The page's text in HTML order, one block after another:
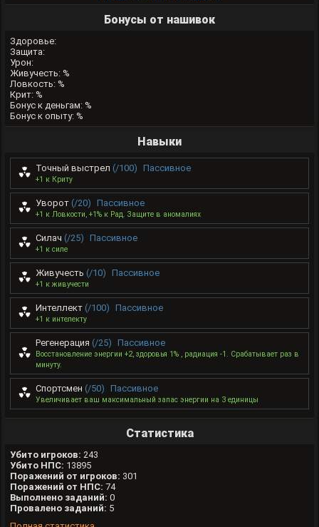
Бонусы от нашивок
Здоровье:
Защита:
Урон:
Живучесть: %
Ловкость: %
Крит: %
Бонус к деньгам: %
Бонус к опыту: %
Навыки
Точный выстрел (/100) Пассивное
+1 к Криту
Уворот (/20) Пассивное
+1 к Ловкости, +1% к Рад. Защите в аномалиях
Силач (/25) Пассивное
+1 к силе
Живучесть (/10) Пассивное
+1 к живучести
Интеллект (/100) Пассивное
+1 к интелекту
Регенерация (/25) Пассивное
Восстановление энергии +2, здоровья 1% , радиация -1. Срабатывает раз в
минуту.
Спортсмен (/50) Пассивное
Увеличивает ваш максимальный запас энергии на 3 единицы
Статистика
Убито игроков: 243
Убито НПС: 13895
Поражений от игроков: 301
Поражений от НПС: 74
Выполнено заданий: 0
Провалено заданий: 5